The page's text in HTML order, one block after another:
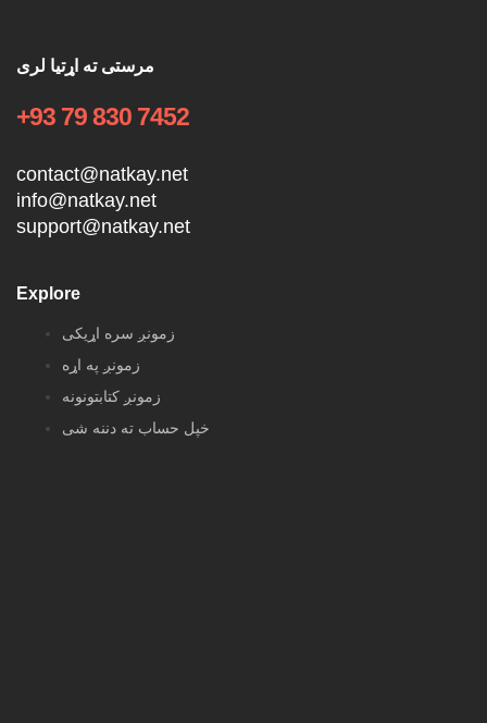
مرستی ته اړتیا لری
+93 79 830 7452
contact@natkay.net
info@natkay.net
support@natkay.net
Explore
زمونږ سره اړیکی
زمونږ په اړه
زمونږ کتابتونونه
خپل حساب ته دننه شی